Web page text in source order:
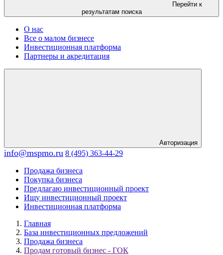
Перейти к
результатам поиска
О нас
Все о малом бизнесе
Инвестиционная платформа
Партнеры и акредитация
Авторизация
info@mspmo.ru 8 (495) 363-44-29
Продажа бизнеса
Покупка бизнеса
Предлагаю инвестиционный проект
Ищу инвестиционный проект
Инвестиционная платформа
Главная
База инвестиционных предложений
Продажа бизнеса
Продам готовый бизнес - ГОК